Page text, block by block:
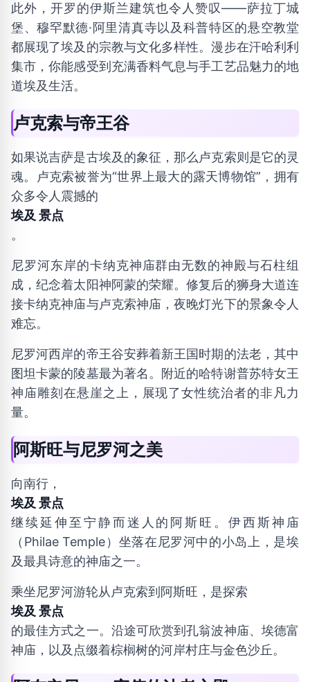
此外，开罗的伊斯兰建筑也令人赞叹——萨拉丁城
堡、穆罕默德·阿里清真寺以及科普特区的悬空教堂
都展现了埃及的宗教与文化多样性。漫步在汗哈利利
集市，你能感受到充满香料气息与手工艺品魅力的地
道埃及生活。
卢克索与帝王谷
如果说吉萨是古埃及的象征，那么卢克索则是它的灵
魂。卢克索被誉为“世界上最大的露天博物馆”，拥有
众多令人震撼的
埃及 景点
。
尼罗河东岸的卡纳克神庙群由无数的神殿与石柱组
成，纪念着太阳神阿蒙的荣耀。修复后的狮身大道连
接卡纳克神庙与卢克索神庙，夜晚灯光下的景象令人
难忘。
尼罗河西岸的帝王谷安葬着新王国时期的法老，其中
图坦卡蒙的陵墓最为著名。附近的哈特谢普苏特女王
神庙雕刻在悬崖之上，展现了女性统治者的非凡力
量。
阿斯旺与尼罗河之美
向南行，
埃及 景点
继续延伸至宁静而迷人的阿斯旺。伊西斯神庙
（Philae Temple）坐落在尼罗河中的小岛上，是埃
及最具诗意的神庙之一。
乘坐尼罗河游轮从卢克索到阿斯旺，是探索
埃及 景点
的最佳方式之一。沿途可欣赏到孔翁波神庙、埃德富
神庙，以及点缀着棕榈树的河岸村庄与金色沙丘。